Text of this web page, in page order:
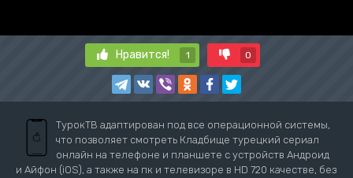
Нравится! 1 0
ТурокТВ адаптирован под все операционной системы,
что позволяет смотреть Кладбище турецкий сериал
онлайн на телефоне и планшете с устройств Андроид
и Айфон (iOS), а также на пк и телевизоре в HD 720 качестве, без